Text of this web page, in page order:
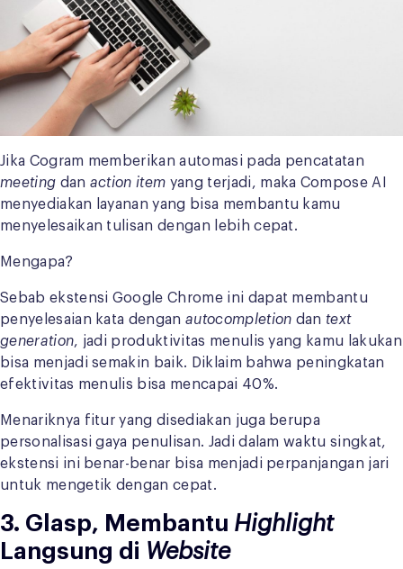
Jika Cogram memberikan automasi pada pencatatan
meeting dan action item yang terjadi, maka Compose AI
menyediakan layanan yang bisa membantu kamu
menyelesaikan tulisan dengan lebih cepat.
Mengapa?
Sebab ekstensi Google Chrome ini dapat membantu
penyelesaian kata denganautocompletion dan text
generation, jadi produktivitas menulis yang kamu lakukan
bisa menjadi semakin baik. Diklaim bahwa peningkatan
efektivitas menulis bisa mencapai 40%.
Menariknya fitur yang disediakan juga berupa
personalisasi gaya penulisan. Jadi dalam waktu singkat,
ekstensi ini benar-benar bisa menjadi perpanjangan jari
untuk mengetik dengan cepat.
3. Glasp, Membantu Highlight
Langsung di Website